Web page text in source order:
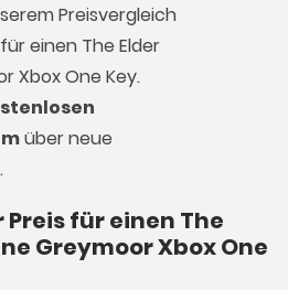
Preisvergleich
einen The Elder
Xbox One Key.
über neue
für einen The
Greymoor Xbox One